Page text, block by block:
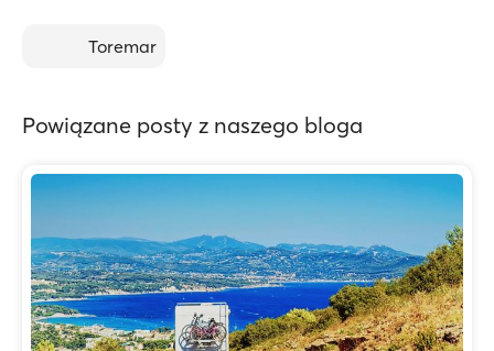
Toremar
Powiązane posty z naszego bloga